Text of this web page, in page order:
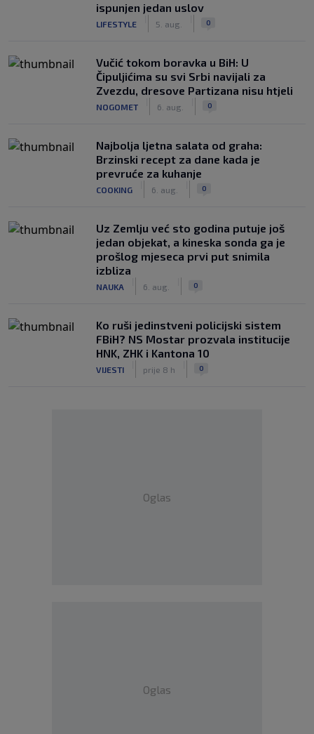
ispunjen jedan uslov
LIFESTYLE 5. aug. 0
Vučić tokom boravka u BiH: U
Čipuljićima su svi Srbi navijali za
Zvezdu, dresove Partizana nisu htjeli
NOGOMET 6. aug. 0
Najbolja ljetna salata od graha:
Brzinski recept za dane kada je
prevruće za kuhanje
COOKING 6. aug. 0
Uz Zemlju već sto godina putuje još
jedan objekat, a kineska sonda ga je
prošlog mjeseca prvi put snimila
izbliza
NAUKA 6. aug. 0
Ko ruši jedinstveni policijski sistem
FBiH? NS Mostar prozvala institucije
HNK, ZHK i Kantona 10
VIJESTI prije 8 h 0
Oglas
Oglas